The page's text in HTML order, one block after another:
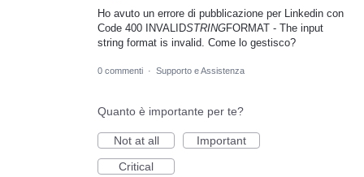
Ho avuto un errore di pubblicazione per Linkedin con
Code 400 INVALIDSTRINGFORMAT - The input
string format is invalid. Come lo gestisco?
0 commenti · Supporto e Assistenza
Quanto è importante per te?
Not at all
Important
Critical